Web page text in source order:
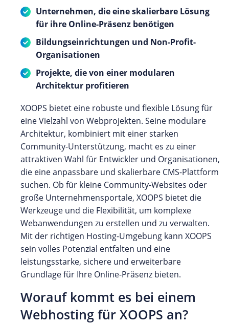
Unternehmen, die eine skalierbare Lösung
für ihre Online-Präsenz benötigen
Bildungseinrichtungen und Non-Profit-
Organisationen
Projekte, die von einer modularen
Architektur profitieren
XOOPS bietet eine robuste und flexible Lösung für
eine Vielzahl von Webprojekten. Seine modulare
Architektur, kombiniert mit einer starken
Community-Unterstützung, macht es zu einer
attraktiven Wahl für Entwickler und Organisationen,
die eine anpassbare und skalierbare CMS-Plattform
suchen. Ob für kleine Community-Websites oder
große Unternehmensportale, XOOPS bietet die
Werkzeuge und die Flexibilität, um komplexe
Webanwendungen zu erstellen und zu verwalten.
Mit der richtigen Hosting-Umgebung kann XOOPS
sein volles Potenzial entfalten und eine
leistungsstarke, sichere und erweiterbare
Grundlage für Ihre Online-Präsenz bieten.
Worauf kommt es bei einem
Webhosting für XOOPS an?